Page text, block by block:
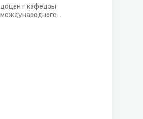
доцент кафедры
международного